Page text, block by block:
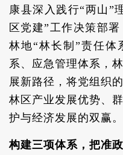
康县深入践行“两山”
区党建”工作决策部
林地“林长制”责任体
系、应急管理体系，
展新路径，将党组织
林区产业发展优势、
护与经济发展的双赢。
构建三项体系，把准